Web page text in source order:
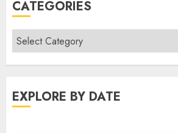
CATEGORIES
EXPLORE BY DATE